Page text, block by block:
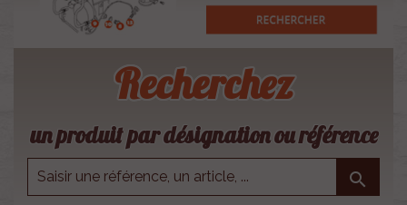
Recherchez
un produit par désignation ou référence
